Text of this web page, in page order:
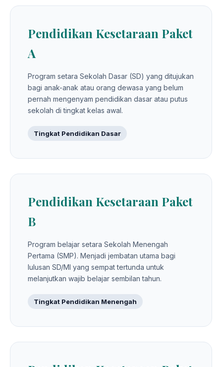
Pendidikan Kesetaraan Paket
A
Program setara Sekolah Dasar (SD) yang ditujukan
bagi anak-anak atau orang dewasa yang belum
pernah mengenyam pendidikan dasar atau putus
sekolah di tingkat kelas awal.
Tingkat Pendidikan Dasar
Pendidikan Kesetaraan Paket
B
Program belajar setara Sekolah Menengah
Pertama (SMP). Menjadi jembatan utama bagi
lulusan SD/MI yang sempat tertunda untuk
melanjutkan wajib belajar sembilan tahun.
Tingkat Pendidikan Menengah